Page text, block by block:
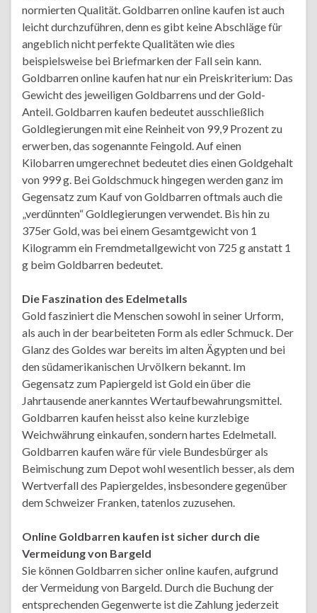
normierten Qualität. Goldbarren online kaufen ist auch
leicht durchzuführen, denn es gibt keine Abschläge für
angeblich nicht perfekte Qualitäten wie dies
beispielsweise bei Briefmarken der Fall sein kann.
Goldbarren online kaufen hat nur ein Preiskriterium: Das
Gewicht des jeweiligen Goldbarrens und der Gold-
Anteil. Goldbarren kaufen bedeutet ausschließlich
Goldlegierungen mit eine Reinheit von 99,9 Prozent zu
erwerben, das sogenannte Feingold. Auf einen
Kilobarren umgerechnet bedeutet dies einen Goldgehalt
von 999 g. Bei Goldschmuck hingegen werden ganz im
Gegensatz zum Kauf von Goldbarren oftmals auch die
„verdünnten“ Goldlegierungen verwendet. Bis hin zu
375er Gold, was bei einem Gesamtgewicht von 1
Kilogramm ein Fremdmetallgewicht von 725 g anstatt 1
g beim Goldbarren bedeutet.
Die Faszination des Edelmetalls
Gold fasziniert die Menschen sowohl in seiner Urform,
als auch in der bearbeiteten Form als edler Schmuck. Der
Glanz des Goldes war bereits im alten Ägypten und bei
den südamerikanischen Urvölkern bekannt. Im
Gegensatz zum Papiergeld ist Gold ein über die
Jahrtausende anerkanntes Wertaufbewahrungsmittel.
Goldbarren kaufen heisst also keine kurzlebige
Weichwährung einkaufen, sondern hartes Edelmetall.
Goldbarren kaufen wäre für viele Bundesbürger als
Beimischung zum Depot wohl wesentlich besser, als dem
Wertverfall des Papiergeldes, insbesondere gegenüber
dem Schweizer Franken, tatenlos zuzusehen.
Online Goldbarren kaufen ist sicher durch die
Vermeidung von Bargeld
Sie können Goldbarren sicher online kaufen, aufgrund
der Vermeidung von Bargeld. Durch die Buchung der
entsprechenden Gegenwerte ist die Zahlung jederzeit